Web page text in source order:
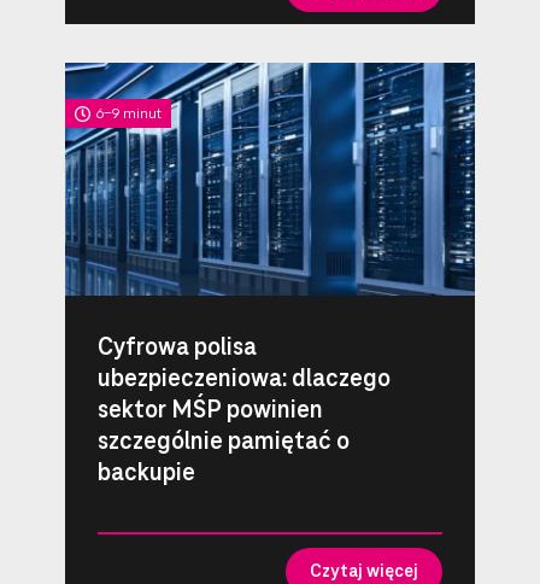
6-9 minut
Cyfrowa polisa
ubezpieczeniowa: dlaczego
sektor MŚP powinien
szczególnie pamiętać o
backupie
Czytaj więcej